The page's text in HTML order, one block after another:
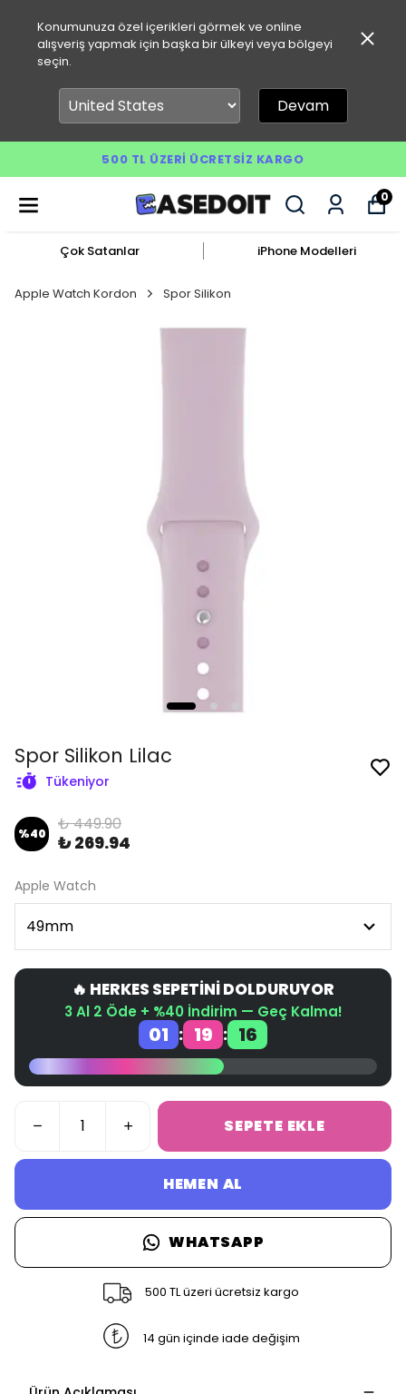
Konumunuza özel içerikleri görmek ve online
alışveriş yapmak için başka bir ülkeyi veya bölgeyi
seçin.
Devam
500 TL ÜZERI ÜCRETSIZ KARGO
0
Çok Satanlar iPhone Modelleri
Apple Watch Kordon Spor Silikon
Spor Silikon Lilac
Tükeniyor
%40 ₺ 449.90
₺ 269.94
Apple Watch
🔥 HERKES SEPETİNİ DOLDURUYOR
3 Al 2 Öde + %40 İndirim — Geç Kalma!
01 : 19 : 16
SEPETE EKLE
HEMEN AL
WHATSAPP
500 TL üzeri ücretsiz kargo
14 gün içinde iade değişim